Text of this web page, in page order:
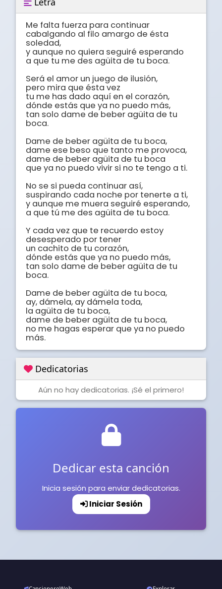
Me falta fuerza para continuar
cabalgando al filo amargo de ésta
soledad,
y aunque no quiera seguiré esperando
a que tu me des agüita de tu boca.
Será el amor un juego de ilusión,
pero mira que ésta vez
tu me has dado aquí en el corazón,
dónde estás que ya no puedo más,
tan solo dame de beber agüita de tu
boca.
Dame de beber agüita de tu boca,
dame ese beso que tanto me provoca,
dame de beber agüita de tu boca
que ya no puedo vivir si no te tengo a ti.
No se si pueda continuar así,
suspirando cada noche por tenerte a ti,
y aunque me muera seguiré esperando,
a que tú me des agüita de tu boca.
Y cada vez que te recuerdo estoy
desesperado por tener
un cachito de tu corazón,
dónde estás que ya no puedo más,
tan solo dame de beber agüita de tu
boca.
Dame de beber agüita de tu boca,
ay, dámela, ay dámela toda,
la agüita de tu boca,
dame de beber agüita de tu boca,
no me hagas esperar que ya no puedo
más.
Dedicatorias
Aún no hay dedicatorias. ¡Sé el primero!
Dedicar esta canción
Inicia sesión para enviar dedicatorias.
Iniciar Sesión